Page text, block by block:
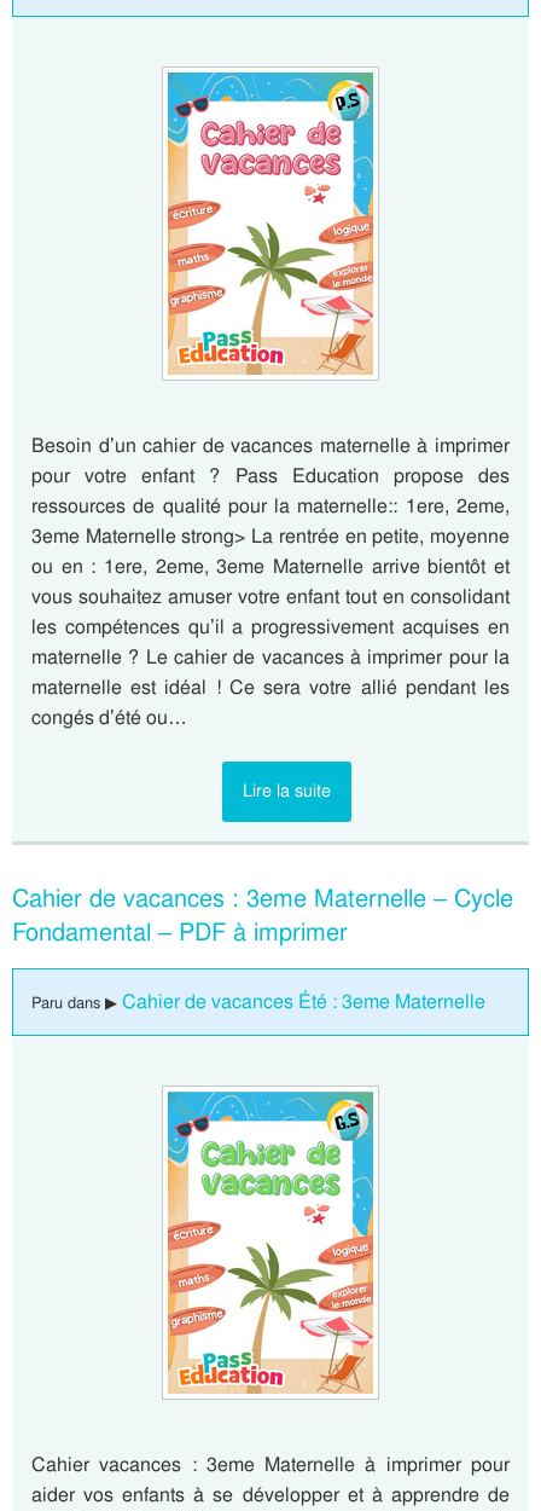
Besoin d’un cahier de vacances maternelle à imprimer
pour votre enfant ? Pass Education propose des
ressources de qualité pour la maternelle:: 1ere, 2eme,
3eme Maternelle strong> La rentrée en petite, moyenne
ou en : 1ere, 2eme, 3eme Maternelle arrive bientôt et
vous souhaitez amuser votre enfant tout en consolidant
les compétences qu’il a progressivement acquises en
maternelle ? Le cahier de vacances à imprimer pour la
maternelle est idéal ! Ce sera votre allié pendant les
congés d’été ou…
Lire la suite
Cahier de vacances : 3eme Maternelle – Cycle
Fondamental – PDF à imprimer
Paru dans ▶ Cahier de vacances Été : 3eme Maternelle
Cahier vacances : 3eme Maternelle à imprimer pour
aider vos enfants à se développer et à apprendre de